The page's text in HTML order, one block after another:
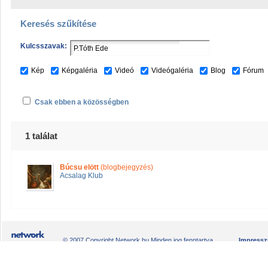
Keresés szűkítése
Kulcsszavak:
Kép Képgaléria Videó Videógaléria Blog Fórum
Csak ebben a közösségben
1 találat
Búcsu elött (blogbejegyzés)
Acsalag Klub
© 2007 Copyright Network.hu Minden jog fenntartva.